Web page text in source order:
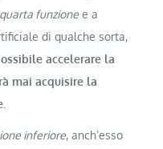
quarta funzione e a
di qualche sorta,
accelerare la
mai acquisire la
inferiore, anch’esso